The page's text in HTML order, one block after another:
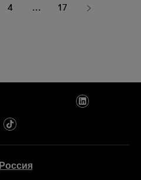
4 ... 17
Россия